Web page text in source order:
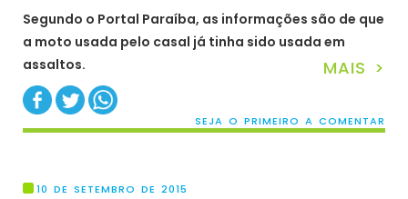
Segundo o Portal Paraíba, as informações são de que
a moto usada pelo casal já tinha sido usada em
assaltos.
MAIS >
SEJA O PRIMEIRO A COMENTAR
10 DE SETEMBRO DE 2015